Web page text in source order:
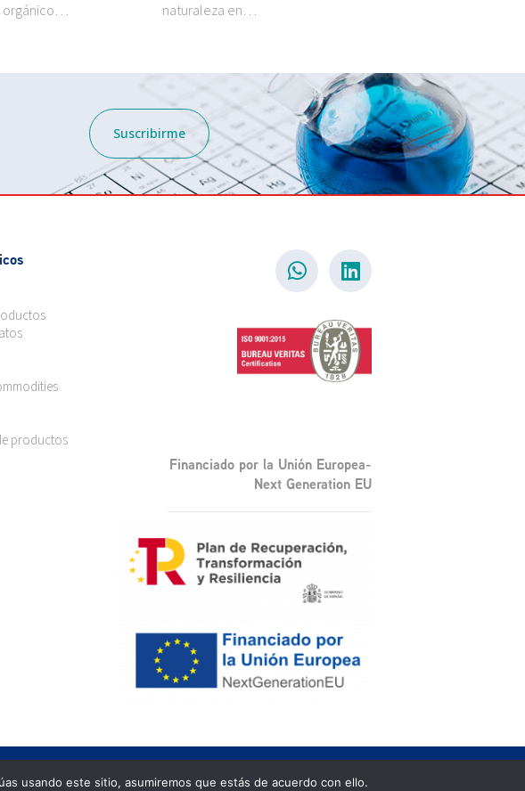
orgánico…
naturaleza en…
Suscribirme
productos
Financiado por la Unión Europea-
Next Generation EU
usando este sitio, asumiremos que estás de acuerdo con ello.